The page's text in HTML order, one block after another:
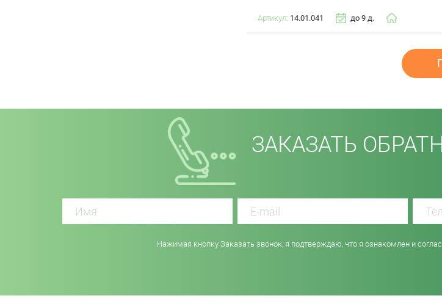
Артикул: 14.01.041 до 9 д.
ЗАКАЗАТЬ
Нажимая кнопку Заказать звонок, я подтверждаю, что я ознакомлен и